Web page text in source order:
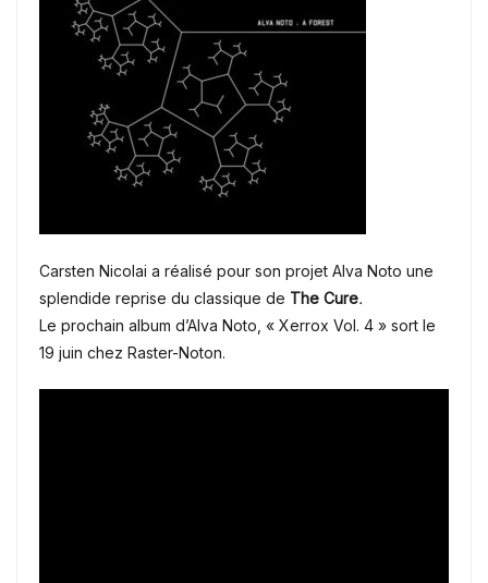
Carsten Nicolai a réalisé pour son projet Alva Noto une
splendide reprise du classique de The Cure.
Le prochain album d’Alva Noto, « Xerrox Vol. 4 » sort le
19 juin chez Raster-Noton.